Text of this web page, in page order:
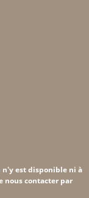
n'y est disponible ni à
nous contacter par